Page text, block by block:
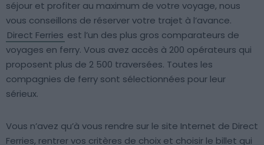
séjour et profiter au maximum de votre voyage, nous
vous conseillons de réserver votre trajet à l’avance.
Direct Ferries est l’un des plus gros comparateurs de
voyages en ferry. Vous avez accès à 200 opérateurs qui
proposent plus de 2 500 traversées. Toutes les
compagnies de ferry sont sélectionnées pour leur
sérieux.
Vous n’avez qu’à vous rendre sur le site Internet de Direct
Ferries, rentrer vos critères de choix et choisir le billet qui